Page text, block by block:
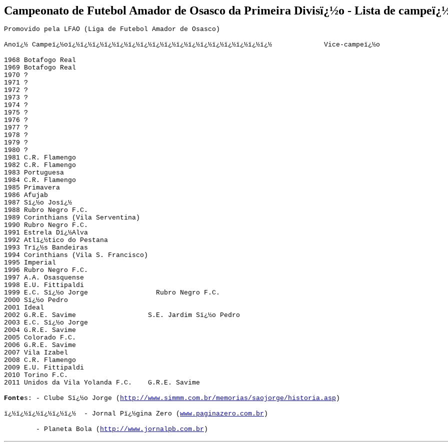
Campeonato de Futebol Amador de Osasco da Primeira Divisï¿½o - Lista de
Promovido pela LFAO (Liga de Futebol Amador de Osasco)
Anoï¿½ Campeï¿½oï¿½ï¿½ï¿½ï¿½ï¿½ï¿½ï¿½ï¿½ï¿½ï¿½ï¿½ï¿½ï¿½ï¿½ï¿½ï¿½ï¿½ Vice-campeï¿½o
1968 Botafogo Real
1969 Botafogo Real
1970 ?
1971 ?
1972 ?
1973 ?
1974 ?
1975 ?
1976 ?
1977 ?
1978 ?
1979 ?
1980 ?
1981 C.R. Flamengo
1982 C.R. Flamengo
1983 Portuguesa
1984 C.R. Flamengo
1985 Primavera
1986 Afujab
1987 Sï¿½o Josï¿½
1988 Rubro Negro F.C.
1989 Corinthians (Vila Serventina)
1990 Rubro Negro F.C.
1991 Estrela Dï¿½Alva
1992 Atlï¿½tico do Pestana
1993 Trï¿½s Bandeiras
1994 Corinthians (Vila S. Francisco)
1995 Imperial
1996 Rubro Negro F.C.
1997 A.A. Osasquense
1998 E.U. Fittipaldi
1999 E.C. Sï¿½o Jorge Rubro Negro F.C.
2000 Sï¿½o Pedro
2001 Ideal
2002 G.R.E. Savime S.E. Jardim Sï¿½o Pedro
2003 E.C. Sï¿½o Jorge
2004 G.R.E. Savime
2005 Colorado F.C.
2006 G.R.E. Savime
2007 Vila Izabel
2008 C.R. Flamengo
2009 E.U. Fittipaldi
2010 Torino F.C.
2011 Unidos da Vila Yolanda F.C. G.R.E. Savime
Fontes: - Clube Sï¿½o Jorge ( http://www.simmm.com.br/memorias/saojorge/historia.asp )
ï¿½ï¿½ï¿½ï¿½ï¿½ï¿½ - Jornal Pï¿½gina Zero ( www.paginazero.com.br )
- Planeta Bola ( http://www.jornalpb.com.br )